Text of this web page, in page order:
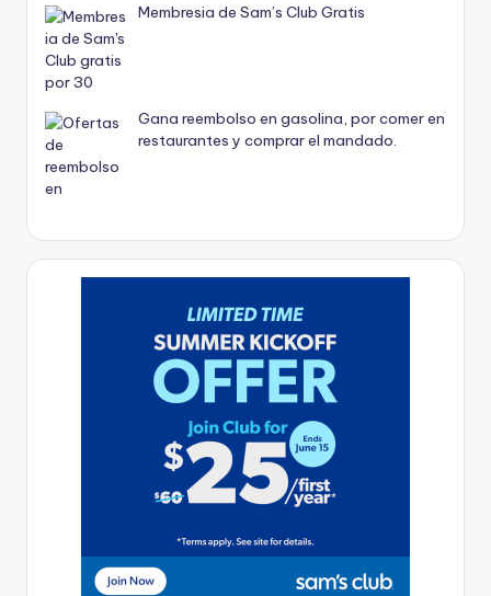
Membresia de Sam’s Club Gratis
Gana reembolso en gasolina, por comer en
restaurantes y comprar el mandado.